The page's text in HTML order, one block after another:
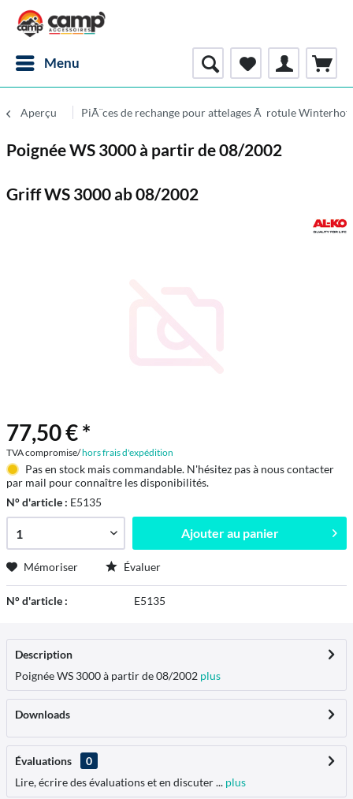
Menu
Aperçu PiÃ¨ces de rechange pour attelages Ã rotule Winterhoff
Poignée WS 3000 à partir de 08/2002
Griff WS 3000 ab 08/2002
77,50 € *
TVA compromise/hors frais d'expédition
Pas en stock mais commandable. N'hésitez pas à nous contacter
par mail pour connaître les disponibilités.
N° d'article : E5135
Ajouter au panier
Mémoriser Évaluer
N° d'article : E5135
Description
Poignée WS 3000 à partir de 08/2002 plus
Downloads
Évaluations
0
Lire, écrire des évaluations et en discuter ... plus